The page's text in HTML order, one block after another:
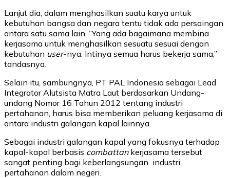
Lanjut dia, dalam menghasilkan suatu karya untuk
kebutuhan bangsa dan negara tentu tidak ada persaingan
antara satu sama lain. “Yang ada bagaimana membina
kerjasama untuk menghasilkan sesuatu sesuai dengan
kebutuhan user-nya. Intinya semua harus bekerja sama,”
tandasnya.
Selain itu, sambungnya, PT PAL Indonesia sebagai Lead
Integrator Alutsista Matra Laut berdasarkan Undang-
undang Nomor 16 Tahun 2012 tentang industri
pertahanan, harus bisa memberikan peluang kerjasama di
antara industri galangan kapal lainnya.
Sebagai industri galangan kapal yang fokusnya terhadap
kapal-kapal berbasis combattankerjasama tersebut
sangat penting bagi keberlangsungan industri
pertahanan dalam negeri.